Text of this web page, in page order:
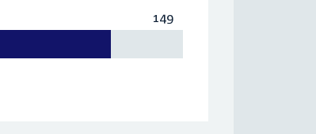
149Totaal: